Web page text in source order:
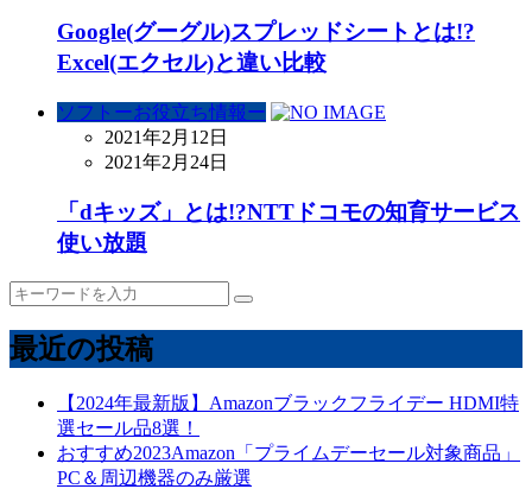
Google(グーグル)スプレッドシートとは!?
Excel(エクセル)と違い比較
ソフトーお役立ち情報ー
2021年2月12日
2021年2月24日
「dキッズ」とは!?NTTドコモの知育サービス
使い放題
最近の投稿
【2024年最新版】Amazonブラックフライデー HDMI特
選セール品8選！
おすすめ2023Amazon「プライムデーセール対象商品」
PC＆周辺機器のみ厳選